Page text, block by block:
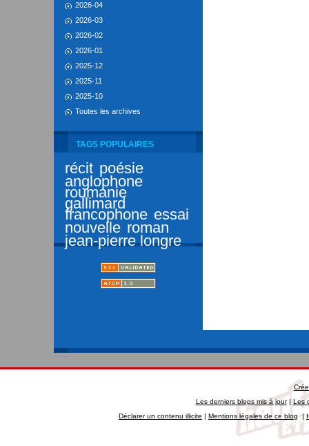
2026-04
2026-03
2026-02
2026-01
2025-12
2025-11
2025-10
Toutes les archives
TAGS POPULAIRES
récit poésie
anglophone
roumanie
gallimard
francophone essai
nouvelle roman
jean-pierre longre
Les derniers blogs mis à jour|Les
Déclarer un contenu illicite | Mentions légales de ce blog|